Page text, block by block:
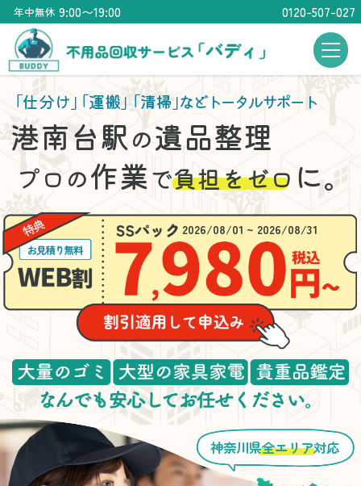
年中無休 9:00〜19:00 0120-507-027
「仕分け」「運搬」「清掃」などトータルサポート
港南台駅の遺品整理
プロの作業で負担をゼロ に。
2026/08/01 ~ 2026/08/31
神奈川県全エリア対応